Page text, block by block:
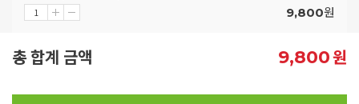
9,800원
총 합계 금액 9,800원